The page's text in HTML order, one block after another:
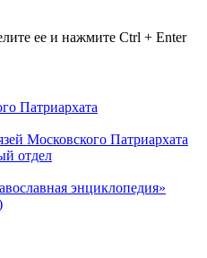
ее и нажмите Ctrl + Enter
Патриархата
Московского Патриархата
отдел
энциклопедия»